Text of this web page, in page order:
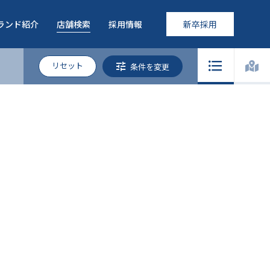
ンド紹介 店舗検索 採用情報 新卒採用
リセット 条件を変更